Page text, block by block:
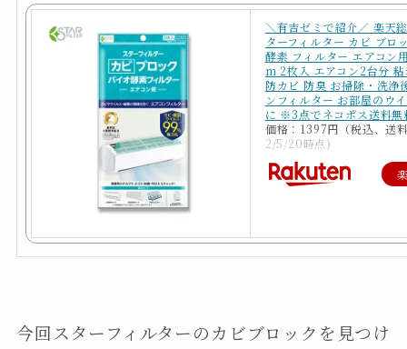
＼有吉ゼミで紹介／ 楽天
ターフィルター カビ ブロ
酵素 フィルター エアコ
m 2枚入 エアコン2台分
防カビ 防臭 お掃除・洗浄
ンフィルター お部屋のウ
に ※3点でネコポス送料無
価格：1397円（税込、送
2/5/20時点)
今回スターフィルターのカビブロックを見つけ